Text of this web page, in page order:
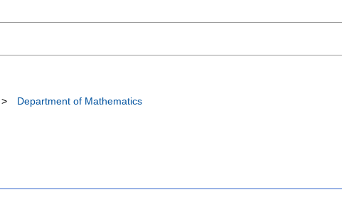
>
Department of Mathematics